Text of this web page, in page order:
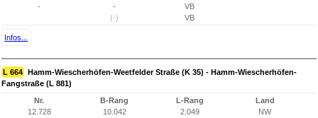
-
-
(-)
VB
VB
Infos...
L 664 Hamm-Wiescherhöfen-Weetfelder Straße (K 35) - Hamm-Wiescherhöfen-
Fangstraße (L 881)
Nr.
12.728
B-Rang
10.042
L-Rang
2.049
Land
NW